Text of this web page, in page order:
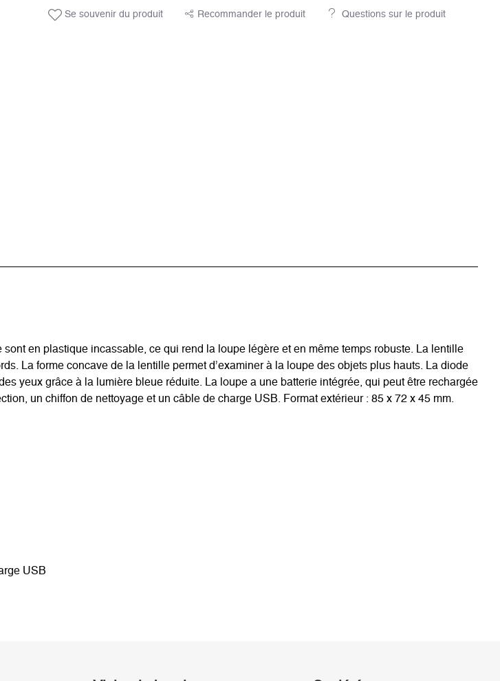
Se souvenir du produit Recommander le produit Questions sur le produit
en plastique incassable, ce qui rend la loupe légère et en même temps robuste. La lentille
La forme concave de la lentille permet d’examiner à la loupe des objets plus hauts. La diode
yeux grâce à la lumière bleue réduite. La loupe a une batterie intégrée, qui peut être rechargée
un chiffon de nettoyage et un câble de charge USB. Format extérieur : 85 x 72 x 45 mm.
USB